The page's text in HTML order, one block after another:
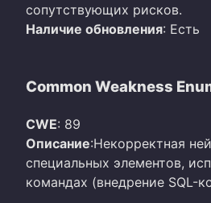
сопутствующих рисков.
Наличие обновления: Есть
Common Weakness
CWE: 89
Описание:Некорректная
специальных элементов,
командах (внедрение SQL-